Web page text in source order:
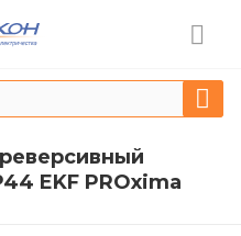
EKF PROxima